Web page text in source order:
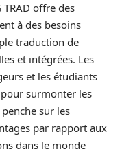
offre des
à des besoins
traduction de
et intégrées. Les
et les étudiants
surmonter les
sur les
par rapport aux
dans le monde